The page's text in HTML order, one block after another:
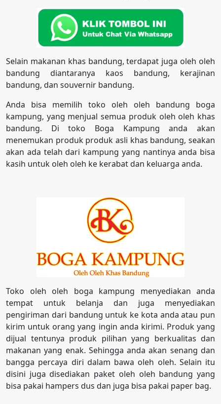
Selain makanan khas bandung, terdapat juga oleh oleh
bandung diantaranya kaos bandung, kerajinan
bandung, dan souvernir bandung.
Anda bisa memilih toko oleh oleh bandung boga
kampung, yang menjual semua produk oleh oleh khas
bandung. Di toko Boga Kampung anda akan
menemukan produk produk asli khas bandung, seakan
akan ada telah dari kampung yang nantinya anda bisa
kasih untuk oleh oleh ke kerabat dan keluarga anda.
Toko oleh oleh boga kampung menyediakan anda
tempat untuk belanja dan juga menyediakan
pengiriman dari bandung untuk ke kota anda atau pun
kirim untuk orang yang ingin anda kirimi. Produk yang
dijual tentunya produk pilihan yang berkualitas dan
makanan yang enak. Sehingga anda akan senang dan
bangga percaya diri dalam bawa oleh oleh. Selain itu
disini juga disediakan paket oleh oleh bandung yang
bisa pakai hampers dus dan juga bisa pakai paper bag.